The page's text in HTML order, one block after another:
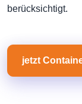
berücksichtigt.
jetzt